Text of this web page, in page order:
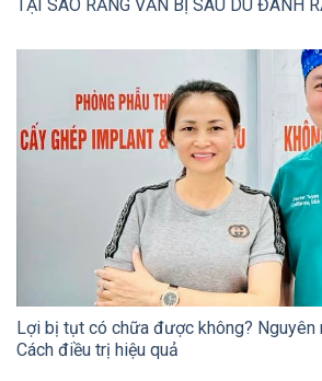
TẠI SAO RĂNG VẪN BỊ SÂU DÙ ĐÁNH
Lợi bị tụt có chữa được không? Nguyên
Cách điều trị hiệu quả